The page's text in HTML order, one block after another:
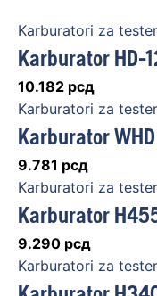
Karburatori za
Karburator HD-
10.182 рсд
Karburatori za
Karburator WHD
9.781 рсд
Karburatori za
Karburator
9.290 рсд
Karburatori za